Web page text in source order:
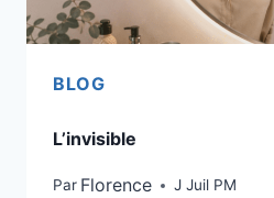
BLOG
L’invisible
Par Florence J Juil PM